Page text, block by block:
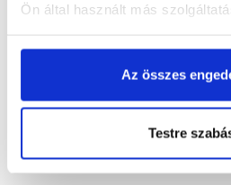
Ön által használt más
Az összes
Testre
Vásárlói vélemények
Kérdések és válaszok